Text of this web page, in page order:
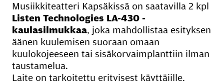
Musiikkiteatteri Kapsäkissä on saatavilla 2 kpl
Listen Technologies LA-430 -
kaulasilmukkaa, joka mahdollistaa esityksen
äänen kuulemisen suoraan omaan
kuulokojeeseen tai sisäkorvaimplanttiin ilman
taustamelua.
Laite on tarkoitettu erityisest käyttäjille,